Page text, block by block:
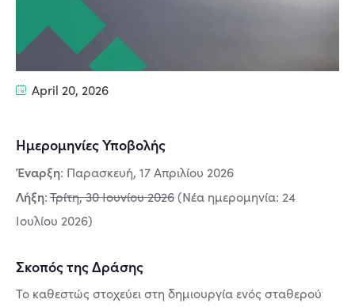
April 20, 2026
Ημερομηνίες Υποβολής
Έναρξη: Παρασκευή, 17 Απριλίου 2026
Λήξη:Τρίτη, 30 Ιουνίου 2026(Νέα ημερομηνία: 24
Ιουλίου 2026)
Σκοπός της Δράσης
Το καθεστώς στοχεύει στη δημιουργία ενός σταθερού